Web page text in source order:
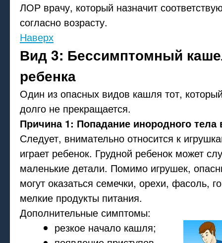
ЛОР врачу, который назначит
согласно возрасту.
Наверх
Вид 3: Бессимптомный
ребенка
Один из опасных видов кашля тот,
долго не прекращается.
Причина 1: Попадание инородного тела
Следует, внимательно относится к
играет ребенок. Грудной ребенок может
маленькие детали. Помимо игрушек,
могут оказаться семечки, орехи, фасоль,
мелкие продукты питания.
Дополнительные симптомы:
резкое начало кашля;